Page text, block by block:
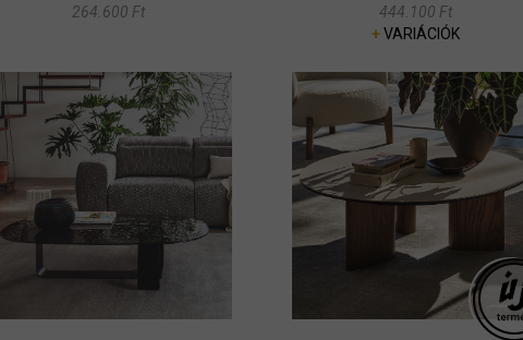
264.600 Ft
444.100 Ft
+VARIÁCIÓK